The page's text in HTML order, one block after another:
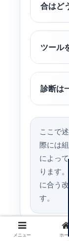
合はど
ツール
診断は
ここで
際には
によっ
ります
に合う
す。
メニュー ホー